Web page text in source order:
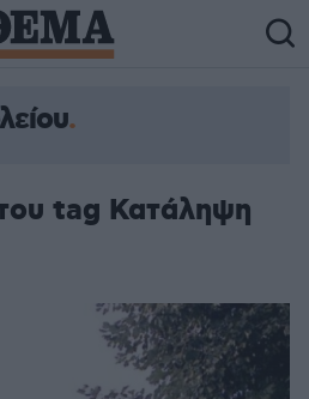
tag Κατάληψη